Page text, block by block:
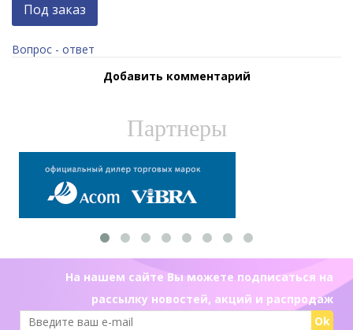
Под заказ
Вопрос - ответ
Добавить комментарий
Партнеры
На нашем сайте Вы можете подписаться на
рассылку новостей, акций и распродаж
Ok